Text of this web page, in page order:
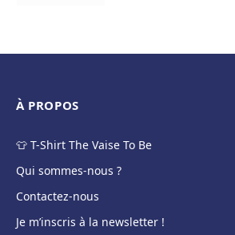
À PROPOS
👕 T-Shirt The Vaise To Be
Qui sommes-nous ?
Contactez-nous
Je m’inscris à la newsletter !